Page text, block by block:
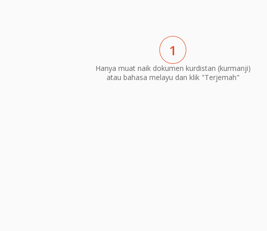
1
Hanya muat naik dokumen kurdistan (kurmanji)
atau bahasa melayu dan klik "Terjemah"